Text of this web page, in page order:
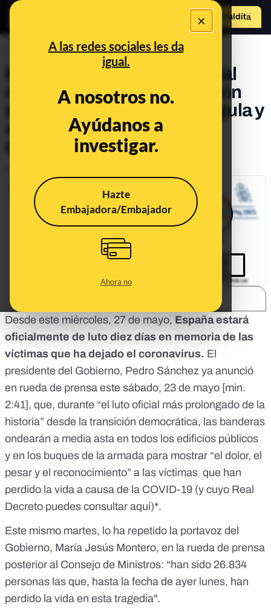
×
A las redes sociales les da
igual.
A nosotros no.
Ayúdanos a
investigar.
Hazte
Embajadora/Embajador
Ahora no
Hazte Maldito
PREBUNKING
España decreta el luto oficial
más largo desde la transición
democrática: ¿cómo se regula y
quién decide cuántos días
Desde este miércoles, 27 de mayo, España estará
oficialmente de luto diez días en memoria de las
víctimas que ha dejado el coronavirus. El
presidente del Gobierno, Pedro Sánchez ya anunció
en rueda de prensa este sábado, 23 de mayo [min.
2:41], que, durante “el luto oficial más prolongado de la
historia” desde la transición democrática, las banderas
ondearán a media asta en todos los edificios públicos
y en los buques de la armada para mostrar “el dolor, el
pesar y el reconocimiento” a las víctimas que han
perdido la vida a causa de la COVID-19 (y cuyo Real
Decreto puedes consultar aquí)*.
Este mismo martes, lo ha repetido la portavoz del
Gobierno, María Jesús Montero, en la rueda de prensa
posterior al Consejo de Ministros: “han sido 26.834
personas las que, hasta la fecha de ayer lunes, han
perdido la vida en esta tragedia".